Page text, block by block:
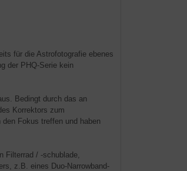
für die Astrofotografie ebenes
der PHQ-Serie kein
Bedingt durch das an
Korrektors zum
Fokus treffen und haben
Filterrad / -schublade,
z.B. eines Duo-Narrowband-